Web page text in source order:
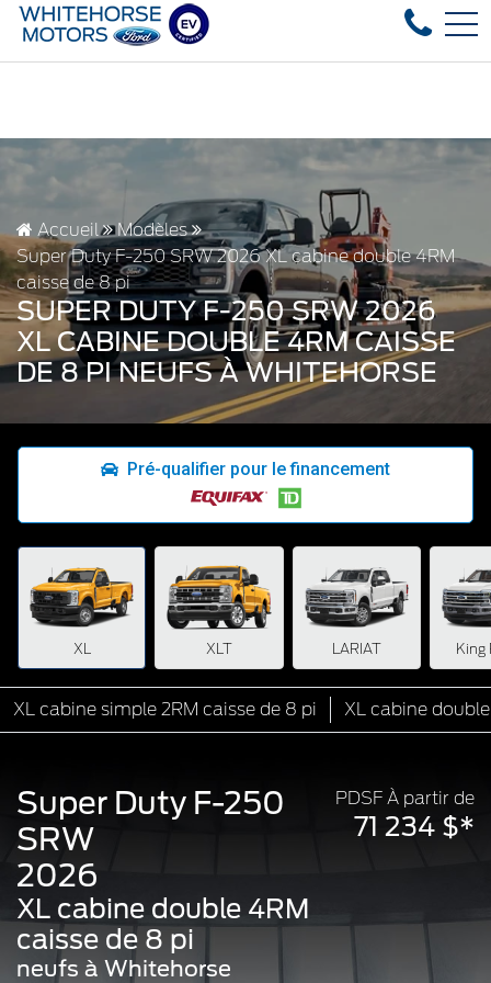
vehicles in stock, fast delivery! Text our after-sales
4178 4th ave, Whitehorse, YT, CA Y1A 1J6
EN
Accueil
Modèles
Super Duty F-250 SRW 2026 XL cabine double 4RM
caisse de 8 pi
SUPER DUTY F-250 SRW 2026
XL CABINE DOUBLE 4RM CAISSE
DE 8 PI NEUFS À WHITEHORSE
Pré-qualifier pour le financement
XL XLT LARIAT King
XL cabine simple 2RM caisse de 8 pi XL cabine
PDSF À partir de
71 234 $*
Super Duty F-250
SRW
2026
XL cabine double 4RM
caisse de 8 pi
neufs à Whitehorse